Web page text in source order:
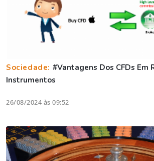
Sociedade: #Vantagens Dos CFDs Em
Instrumentos
26/08/2024 às 09:52